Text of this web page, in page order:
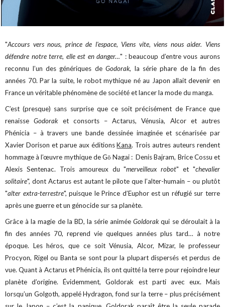
"Accours vers nous, prince de l'espace, Viens vite, viens nous aider. Viens
défendre notre terre, elle est en danger…" : beaucoup d’entre vous aurons
reconnu l’un des génériques deGodorak, la série phare de la fin des
années 70. Par la suite, le robot mythique né au Japon allait devenir en
France un véritable phénomène de société et lancer la mode du manga.
C’est (presque) sans surprise que ce soit précisément de France que
renaisseGodorak et consorts – Actarus, Vénusia, Alcor et autres
Phénicia – à travers une bande dessinée imaginée et scénarisée par
Xavier Dorison et parue aux éditionsKana. Trois autres auteurs rendent
hommage à l’œuvre mythique de Gō Nagai : Denis Bajram, Brice Cossu et
Alexis Sentenac. Trois amoureux du "merveilleux robot" et "chevalier
solitaire", dont Actarus est autant le pilote que l’alter-humain – ou plutôt
"alter extra-terrestre", puisque le Prince d’Euphor est un réfugié sur terre
après une guerre et un génocide sur sa planète.
Grâce à la magie de la BD, la série animéeGoldorakqui se déroulait à la
fin des années 70, reprend vie quelques années plus tard… à notre
époque. Les héros, que ce soit Vénusia, Alcor, Mizar, le professeur
Procyon, Rigel ou Banta se sont pour la plupart dispersés et perdus de
vue. Quant à Actarus et Phénicia, ils ont quitté la terre pour rejoindre leur
planète d’origine. Évidemment, Goldorak est parti avec eux. Mais
lorsqu’un Golgoth, appelé Hydragon, fond sur la terre – plus précisément